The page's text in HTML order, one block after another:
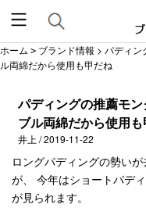
ホーム > ブランド情報 > パディン
ル両綿だから使用も甲だね
パディングの推薦モ
ブル両綿だから使用
井上 / 2019-11-22
ロングパディングの勢い
が、 今年はショートパデ
が見られます。